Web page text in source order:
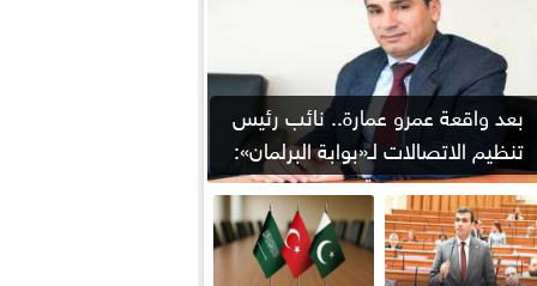
بعد واقعة عمرو عمارة.. نائب رئيس
تنظيم الاتصالات لـ«بوابة البرلمان»:
من يوقع...